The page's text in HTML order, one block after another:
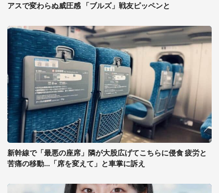
アスで変わらぬ威圧感 「ブルズ」戦友ピッペンと
新幹線で「最悪の座席」隣が大股広げてこちらに侵食 疲労と
苦痛の移動...「席を変えて」と車掌に訴え